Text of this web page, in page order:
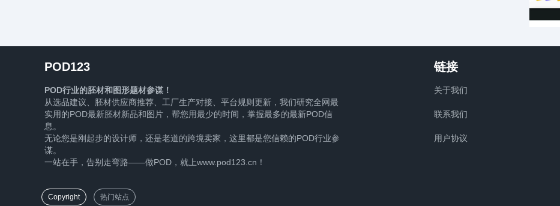
POD123
POD行业的胚材和图形题材参谋！
从选品建议、胚材供应商推荐、工厂生产对接、平台规则更新，我们研究全网最
实用的POD最新胚材新品和图片，帮您用最少的时间，掌握最多的最新POD信
息。
无论您是刚起步的设计师，还是老道的跨境卖家，这里都是您信赖的POD行业参
谋。
一站在手，告别走弯路——做POD，就上www.pod123.cn！
链接
关于我们
联系我们
用户协议
Copyright 热门站点